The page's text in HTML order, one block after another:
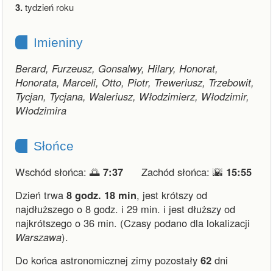
3.tydzień roku
Imieniny
Berard, Furzeusz, Gonsalwy, Hilary, Honorat,
Honorata, Marceli, Otto, Piotr, Treweriusz, Trzebowit,
Tycjan, Tycjana, Waleriusz, Włodzimierz, Włodzimir,
Włodzimira
Słońce
Wschód słońca: 🌅 7:37 Zachód słońca: 🌇 15:55
Dzień trwa 8 godz. 18 min, jest krótszy od
najdłuższego o 8 godz. i 29 min. i jest dłuższy od
najkrótszego o 36 min. (Czasy podano dla lokalizacji
Warszawa).
Do końca astronomicznej zimy pozostały 62 dni